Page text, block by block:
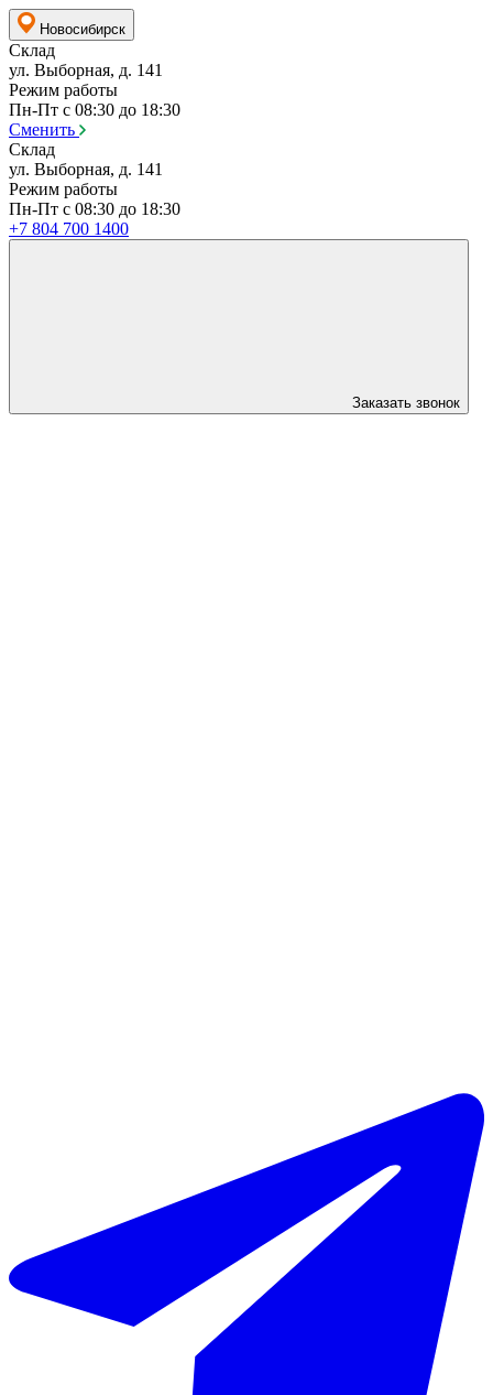
Новосибирск
Склад
ул. Выборная, д. 141
Режим работы
Пн-Пт с 08:30 до 18:30
Сменить
Склад
ул. Выборная, д. 141
Режим работы
Пн-Пт с 08:30 до 18:30
+7 804 700 1400
Заказать звонок